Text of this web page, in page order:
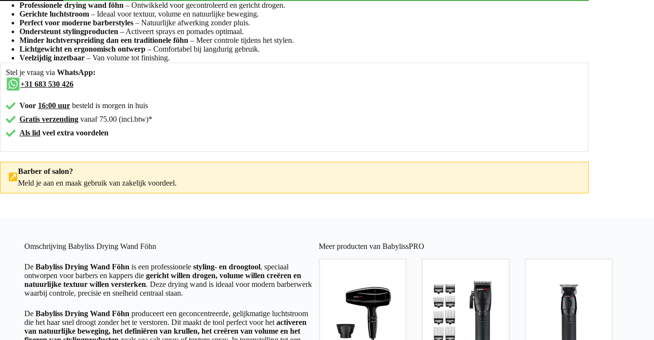
Professionele drying wand föhn – Ontwikkeld voor gecontroleerd en gericht drogen.
Gerichte luchtstroom – Ideaal voor textuur, volume en natuurlijke beweging.
Perfect voor moderne barberstyles – Natuurlijke afwerking zonder pluis.
Ondersteunt stylingproducten – Activeert sprays en pomades optimaal.
Minder luchtverspreiding dan een traditionele föhn – Meer controle tijdens het stylen.
Lichtgewicht en ergonomisch ontwerp – Comfortabel bij langdurig gebruik.
Veelzijdig inzetbaar – Van volume tot finishing.
Stel je vraag via WhatsApp:
+31 683 530 426
Voor 16:00 uur besteld is morgen in huis
Gratis verzending vanaf 75.00 (incl.btw)*
Als lid veel extra voordelen
Barber of salon?
Meld je aan en maak gebruik van zakelijk voordeel.
Omschrijving Babyliss Drying Wand Föhn
De Babyliss Drying Wand Föhn is een professionele styling- en droogtool, speciaal
ontworpen voor barbers en kappers die gericht willen drogen, volume willen creëren en
natuurlijke textuur willen versterken. Deze drying wand is ideaal voor modern barberwerk
waarbij controle, precisie en snelheid centraal staan.
De Babyliss Drying Wand Föhn produceert een geconcentreerde, gelijkmatige luchtstroom
die het haar snel droogt zonder het te verstoren. Dit maakt de tool perfect voor het activeren
van natuurlijke beweging, het definiëren van krullen, het creëren van volume en het
Meer producten van BabylissPRO